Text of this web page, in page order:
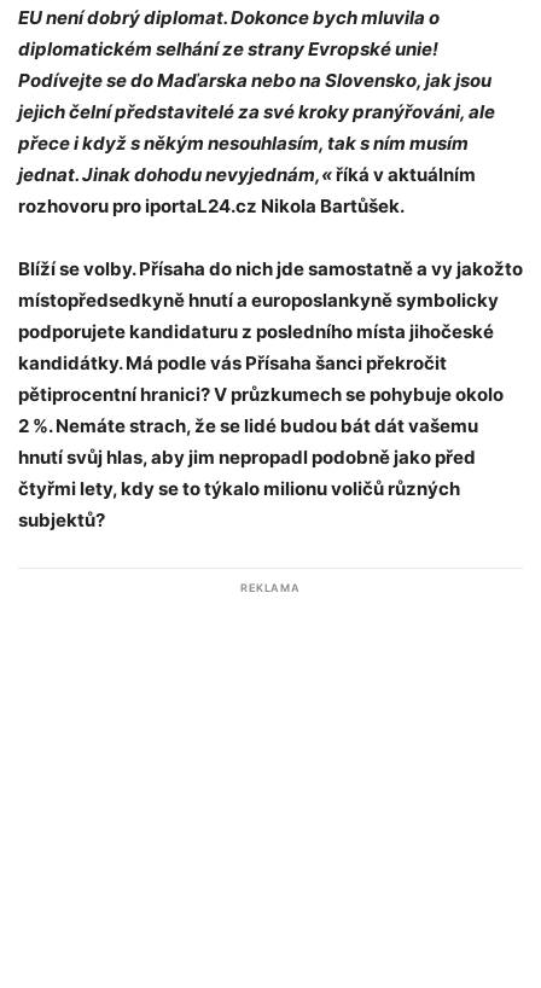
EU není dobrý diplomat. Dokonce bych mluvila o
diplomatickém selhání ze strany Evropské unie!
Podívejte se do Maďarska nebo na Slovensko, jak jsou
jejich čelní představitelé za své kroky pranýřováni, ale
přece i když s někým nesouhlasím, tak s ním musím
jednat. Jinak dohodu nevyjednám,«říká v aktuálním
rozhovoru pro iportaL24.cz Nikola Bartůšek.
Blíží se volby. Přísaha do nich jde samostatně a vy jakožto
místopředsedkyně hnutí a europoslankyně symbolicky
podporujete kandidaturu z posledního místa jihočeské
kandidátky. Má podle vás Přísaha šanci překročit
pětiprocentní hranici? V průzkumech se pohybuje okolo
2 %. Nemáte strach, že se lidé budou bát dát vašemu
hnutí svůj hlas, aby jim nepropadl podobně jako před
čtyřmi lety, kdy se to týkalo milionu voličů různých
subjektů?
REKLAMA